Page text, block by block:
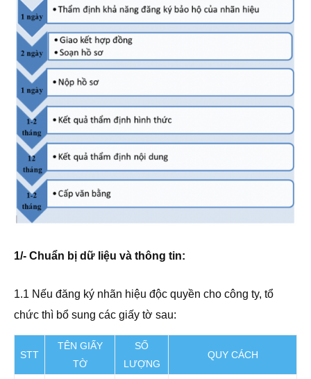
1/- Chuẩn bị dữ liệu và thông tin:
1.1 Nếu đăng ký nhãn hiệu độc quyền cho công ty, tổ
chức thì bổ sung các giấy tờ sau:
STT
TÊN GIẤY
TỜ
SỐ
LƯỢNG
QUY CÁCH